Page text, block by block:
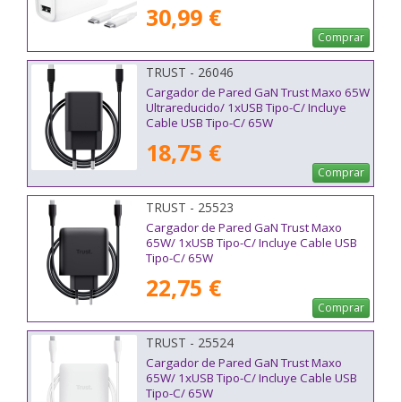
30,99 €
Comprar
TRUST - 26046
Cargador de Pared GaN Trust Maxo 65W
Ultrareducido/ 1xUSB Tipo-C/ Incluye
Cable USB Tipo-C/ 65W
18,75 €
Comprar
TRUST - 25523
Cargador de Pared GaN Trust Maxo
65W/ 1xUSB Tipo-C/ Incluye Cable USB
Tipo-C/ 65W
22,75 €
Comprar
TRUST - 25524
Cargador de Pared GaN Trust Maxo
65W/ 1xUSB Tipo-C/ Incluye Cable USB
Tipo-C/ 65W